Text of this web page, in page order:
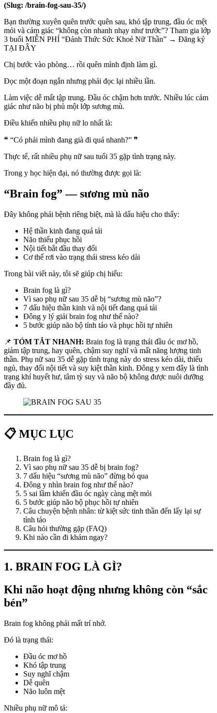
(Slug: /brain-fog-sau-35/)
Bạn thường xuyên quên trước quên sau, khó tập trung, đầu óc mệt
mỏi và cảm giác “không còn nhanh nhạy như trước”? Tham gia lớp
3 buổi MIỄN PHÍ “Đánh Thức Sức Khoẻ Nữ Thần” → Đăng ký
TẠI ĐÂY
Chị bước vào phòng… rồi quên mình định làm gì.
Đọc một đoạn ngắn nhưng phải đọc lại nhiều lần.
Làm việc dễ mất tập trung. Đầu óc chậm hơn trước. Nhiều lúc cảm
giác như não bị phủ một lớp sương mù.
Điều khiến nhiều phụ nữ lo nhất là:
❝ “Có phải mình đang già đi quá nhanh?” ❞
Thực tế, rất nhiều phụ nữ sau tuổi 35 gặp tình trạng này.
Trong y học hiện đại, nó thường được gọi là:
“Brain fog” — sương mù não
Đây không phải bệnh riêng biệt, mà là dấu hiệu cho thấy:
Hệ thần kinh đang quá tải
Não thiếu phục hồi
Nội tiết bắt đầu thay đổi
Cơ thể rơi vào trạng thái stress kéo dài
Trong bài viết này, tôi sẽ giúp chị hiểu:
Brain fog là gì?
Vì sao phụ nữ sau 35 dễ bị “sương mù não”?
7 dấu hiệu thần kinh và nội tiết đang quá tải
Đông y lý giải brain fog như thế nào?
5 bước giúp não bộ tỉnh táo và phục hồi tự nhiên
📌 TÓM TẮT NHANH: Brain fog là trạng thái đầu óc mơ hồ,
giảm tập trung, hay quên, chậm suy nghĩ và mất năng lượng tinh
thần. Phụ nữ sau 35 dễ gặp tình trạng này do stress kéo dài, thiếu
ngủ, thay đổi nội tiết và suy kiệt thần kinh. Đông y xem đây là tình
trạng khí huyết hư, tâm tỳ suy và não bộ không được nuôi dưỡng
đầy đủ.
📋 MỤC LỤC
Brain fog là gì?
Vì sao phụ nữ sau 35 dễ bị brain fog?
7 dấu hiệu “sương mù não” đừng bỏ qua
Đông y nhìn brain fog như thế nào?
5 sai lầm khiến đầu óc ngày càng mệt mỏi
5 bước giúp não bộ phục hồi tự nhiên
Câu chuyện bệnh nhân: từ kiệt sức tinh thần đến lấy lại sự
tỉnh táo
Câu hỏi thường gặp (FAQ)
Khi nào cần đi khám ngay?
1. BRAIN FOG LÀ GÌ?
Khi não hoạt động nhưng không còn “sắc
bén”
Brain fog không phải mất trí nhớ.
Đó là trạng thái:
Đầu óc mơ hồ
Khó tập trung
Suy nghĩ chậm
Dễ quên
Não luôn mệt
Nhiều phụ nữ mô tả: